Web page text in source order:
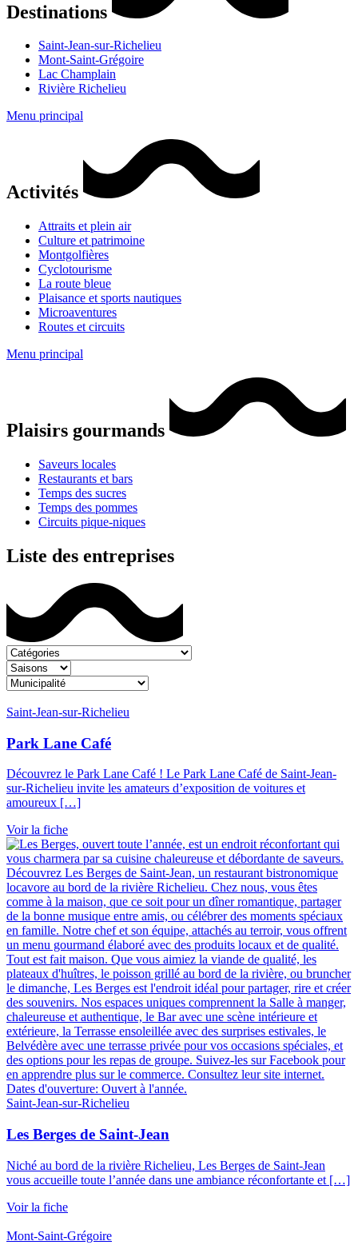
Destinations
Saint-Jean-sur-Richelieu
Mont-Saint-Grégoire
Lac Champlain
Rivière Richelieu
Menu principal
Activités
Attraits et plein air
Culture et patrimoine
Montgolfières
Cyclotourisme
La route bleue
Plaisance et sports nautiques
Microaventures
Routes et circuits
Menu principal
Plaisirs gourmands
Saveurs locales
Restaurants et bars
Temps des sucres
Temps des pommes
Circuits pique-niques
Liste des entreprises
Saint-Jean-sur-Richelieu
Park Lane Café
Découvrez le Park Lane Café ! Le Park Lane Café de Saint-Jean-
sur-Richelieu invite les amateurs d’exposition de voitures et
amoureux […]
Voir la fiche
Saint-Jean-sur-Richelieu
Les Berges de Saint-Jean
Niché au bord de la rivière Richelieu, Les Berges de Saint-Jean
vous accueille toute l’année dans une ambiance réconfortante et […]
Voir la fiche
Mont-Saint-Grégoire